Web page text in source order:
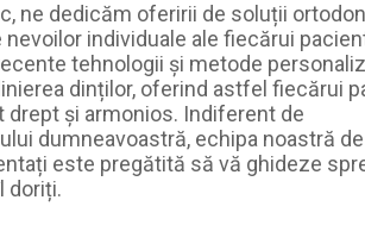
ne dedicăm oferirii de soluții
nevoilor individuale ale fiecărui
tehnologii și metode
dinților, oferind astfel fiecărui
drept și armonios. Indiferent de
dumneavoastră, echipa noastră de
este pregătită să vă ghideze
doriți.